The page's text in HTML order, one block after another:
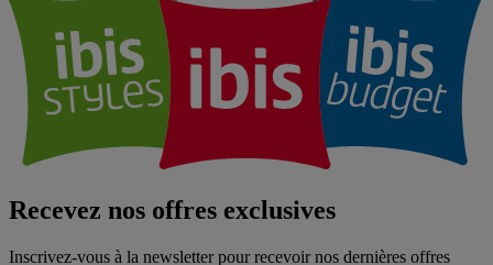
Recevez nos offres exclusives
Inscrivez-vous à la newsletter pour recevoir nos dernières offres